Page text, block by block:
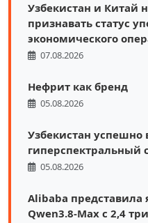
Узбекистан и Китай
признавать статус
экономического
07.08.2026
Нефрит как бренд
05.08.2026
Узбекистан успешно
гиперспектральный
05.08.2026
Alibaba
Qwen3.8-Max с 2,4